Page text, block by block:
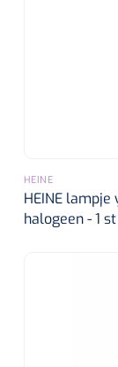
HEINE
HEINE lampje
halogeen - 1 st